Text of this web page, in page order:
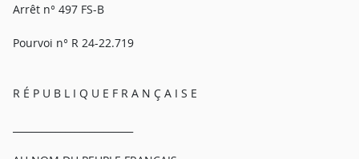
Arrêt n° 497 FS-B
Pourvoi n° R 24-22.719
R É P U B L I Q U E F R A N Ç A I S E